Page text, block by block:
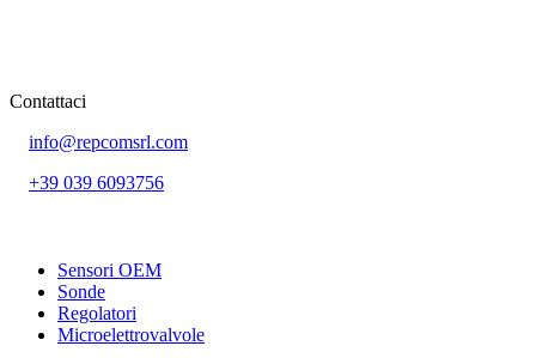
Contattaci
info@repcomsrl.com
+39 039 6093756
Sensori OEM
Sonde
Regolatori
Microelettrovalvole